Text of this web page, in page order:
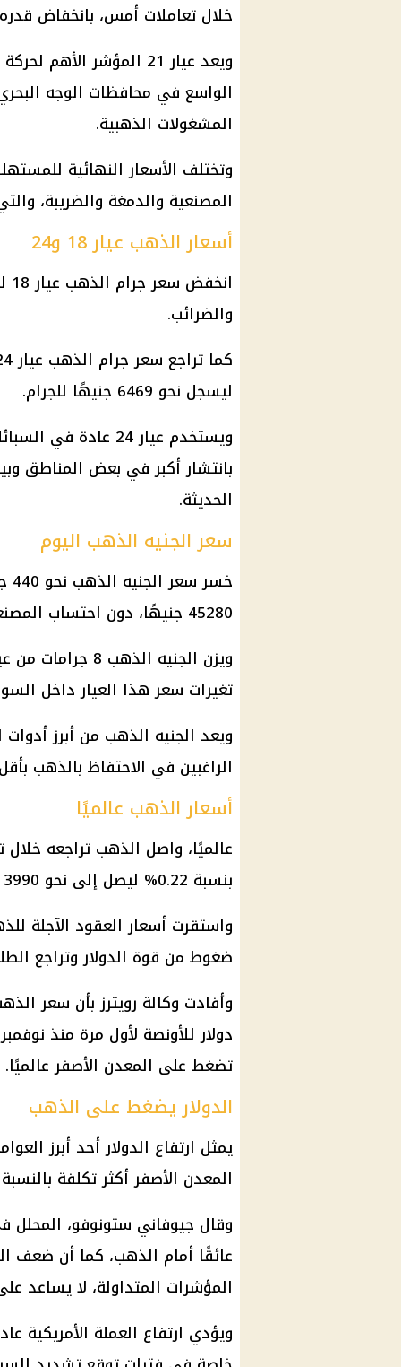
خلال تعاملات أمس، بانخفاض قدره 55
ويعد عيار 21 المؤشر الأهم لحركة
الواسع في محافظات الوجه
المشغولات الذهبية.
وتختلف الأسعار النهائية
المصنعية والدمغة والضريبة،
أسعار الذهب عيار 18 و24
انخفض سعر جرام الذهب عيار 18
والضرائب.
كما تراجع سعر جرام الذهب عيار 24
ليسجل نحو 6469 جنيهًا للجرام.
ويستخدم عيار 24
عادة في
بانتشار أكبر في بعض المناطق
الحديثة.
سعر الجنيه الذهب اليوم
خسرسعر الجنيه الذهب نحو 440 جنيهًا من قيمته خلال
45280 جنيهًا، دون احتساب المصنعية أو الدمغة أو ضريبة القيمة المضافة.
ويزن الجنيه الذهب
تغيرات سعر هذا العيار داخل
ويعد الجنيه الذهب من أبرز أدوات
الراغبين في الاحتفاظ بالذهب
أسعار الذهب عالميًا
عالميًا، واصل الذهب تراجعه
بنسبة 0.22% ليصل إلى نحو 3990 دولارًا للأوقية.
ضغوط من قوة الدولاروتراجع
وأفادت وكالة رويترز بأن سعر
دولار
تضغط على المعدن الأصفر عالميًا.
الدولار يضغط على الذهب
يمثل ارتفاع الدولارأحد أبرز
المعدن الأصفر أكثر تكلفة
وقال جيوفاني ستونوفو،
عائقًا أمام الذهب، كما أن ضعف
المؤشرات المتداولة، لا يساعد
ويؤدي ارتفاع العملة الأمريكية